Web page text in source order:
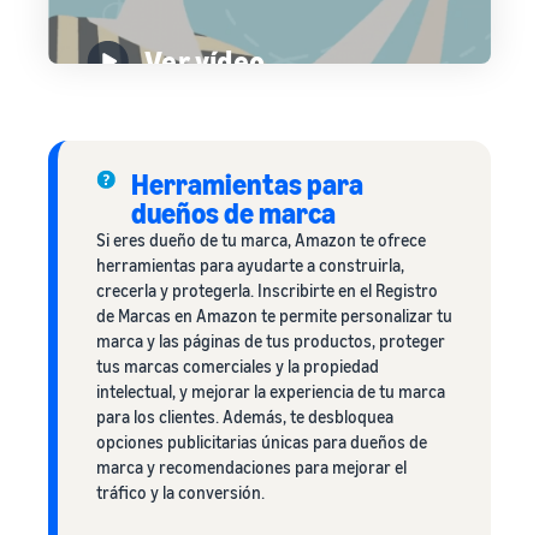
Ver vídeo
Herramientas para
dueños de marca
Si eres dueño de tu marca, Amazon te ofrece
herramientas para ayudarte a construirla,
crecerla y protegerla. Inscribirte en el Registro
de Marcas en Amazon te permite personalizar tu
marca y las páginas de tus productos, proteger
tus marcas comerciales y la propiedad
intelectual, y mejorar la experiencia de tu marca
para los clientes. Además, te desbloquea
opciones publicitarias únicas para dueños de
marca y recomendaciones para mejorar el
tráfico y la conversión.